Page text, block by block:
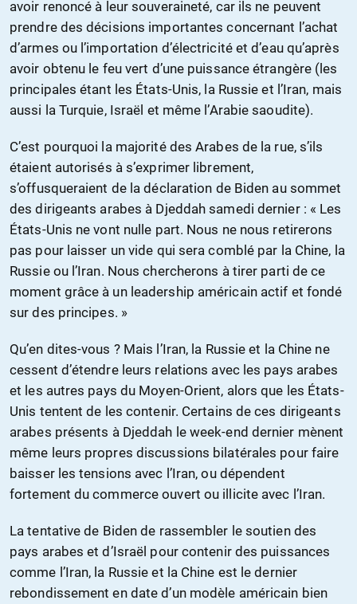
avoir renoncé à leur souveraineté, car ils ne peuvent
prendre des décisions importantes concernant l’achat
d’armes ou l’importation d’électricité et d’eau qu’après
avoir obtenu le feu vert d’une puissance étrangère (les
principales étant les États-Unis, la Russie et l’Iran, mais
aussi la Turquie, Israël et même l’Arabie saoudite).
C’est pourquoi la majorité des Arabes de la rue, s’ils
étaient autorisés à s’exprimer librement,
s’offusqueraient de la déclaration de Biden au sommet
des dirigeants arabes à Djeddah samedi dernier : « Les
États-Unis ne vont nulle part. Nous ne nous retirerons
pas pour laisser un vide qui sera comblé par la Chine, la
Russie ou l’Iran. Nous chercherons à tirer parti de ce
moment grâce à un leadership américain actif et fondé
sur des principes. »
Qu’en dites-vous ? Mais l’Iran, la Russie et la Chine ne
cessent d’étendre leurs relations avec les pays arabes
et les autres pays du Moyen-Orient, alors que les États-
Unis tentent de les contenir. Certains de ces dirigeants
arabes présents à Djeddah le week-end dernier mènent
même leurs propres discussions bilatérales pour faire
baisser les tensions avec l’Iran, ou dépendent
fortement du commerce ouvert ou illicite avec l’Iran.
La tentative de Biden de rassembler le soutien des
pays arabes et d’Israël pour contenir des puissances
comme l’Iran, la Russie et la Chine est le dernier
rebondissement en date d’un modèle américain bien